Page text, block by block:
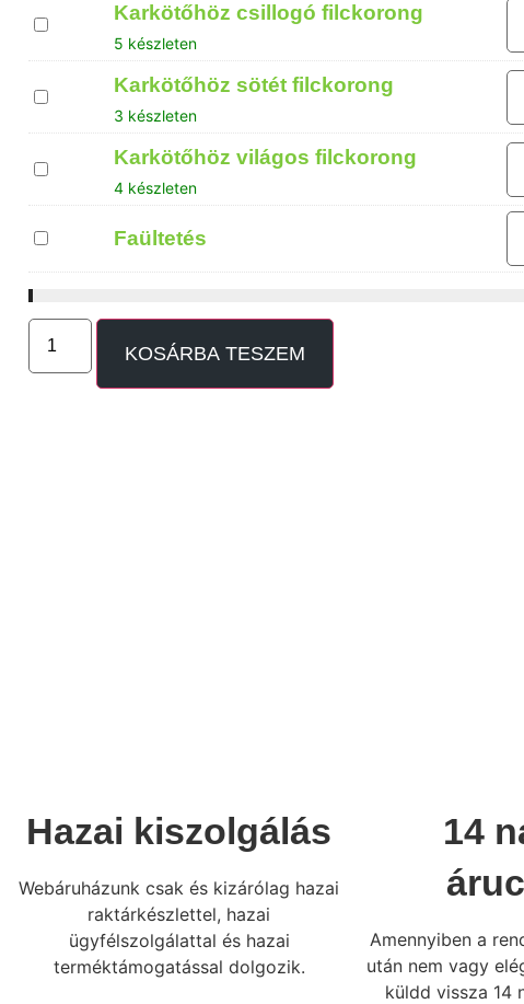
Karkötőhöz
csillogó
filckorong
Karkötőhöz csillogó filckorong
5 készleten
Karkötőhöz
sötét
filckorong
Karkötőhöz sötét filckorong
3 készleten
Karkötőhöz
világos
Karkötőhöz világos filckorong
4 készleten
Faültetés Faültetés
KOSÁRBA TESZEM
Hazai kiszolgálás
Webáruházunk csak és kizárólag hazai
raktárkészlettel, hazai
ügyfélszolgálattal és hazai
terméktámogatással dolgozik.
14
Amennyiben a
után nem vagy
küldd vissza 14